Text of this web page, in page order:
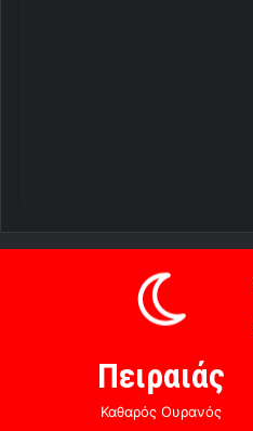
Πειραιάς
Καθαρός Ουρανός